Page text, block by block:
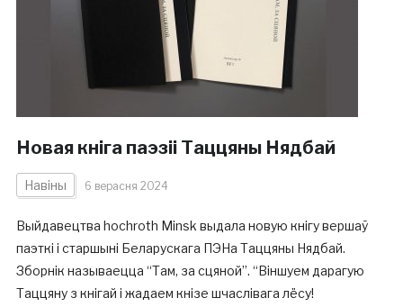
Новая кніга паэзіі Таццяны Нядбай
Навіны 6 верасня 2024
Выйдавецтва hochroth Minsk выдала новую кнігу вершаў
паэткі і старшыні Беларускага ПЭНа Таццяны Нядбай.
Зборнік называецца “Там, за сцяной”. “Віншуем дарагую
Таццяну з кнігай і жадаем кнізе шчаслівага лёсу!